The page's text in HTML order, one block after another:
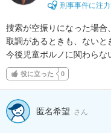
刑事事件に注
捜索が空振りになった場合、
取調があるときも、ないと
今後児童ポルノに関わらな
役に立った 0
匿名希望 さん